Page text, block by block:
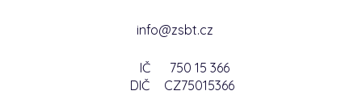
info@zsbt.cz
IČ
750 15 366
DIČ
CZ75015366